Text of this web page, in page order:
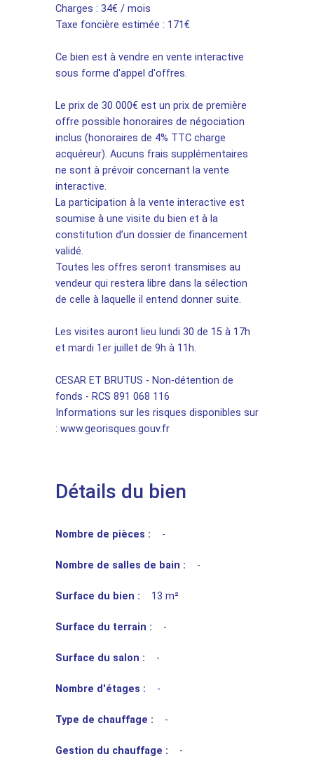
Charges : 34€ / mois
Taxe foncière estimée : 171€
Ce bien est à vendre en vente interactive
sous forme d'appel d'offres.
Le prix de 30 000€ est un prix de première
offre possible honoraires de négociation
inclus (honoraires de 4% TTC charge
acquéreur). Aucuns frais supplémentaires
ne sont à prévoir concernant la vente
interactive.
La participation à la vente interactive est
soumise à une visite du bien et à la
constitution d’un dossier de financement
validé.
Toutes les offres seront transmises au
vendeur qui restera libre dans la sélection
de celle à laquelle il entend donner suite.
Les visites auront lieu lundi 30 de 15 à 17h
et mardi 1er juillet de 9h à 11h.
CESAR ET BRUTUS - Non-détention de
fonds - RCS 891 068 116
Informations sur les risques disponibles sur
: www.georisques.gouv.fr
Détails du bien
Nombre de pièces : -
Nombre de salles de bain : -
Surface du bien : 13 m²
Surface du terrain : -
Surface du salon : -
Nombre d'étages : -
Type de chauffage : -
Gestion du chauffage : -